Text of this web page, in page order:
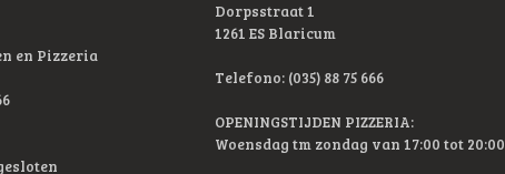
en Pizzeria
Dorpsstraat 1
1261 ES Blaricum
Telefono: (035) 88 75 666
OPENINGSTIJDEN PIZZERIA:
Woensdag tm zondag van 17:00 tot 20:00